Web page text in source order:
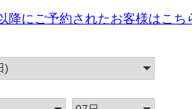
降にご予約されたお客様はこち